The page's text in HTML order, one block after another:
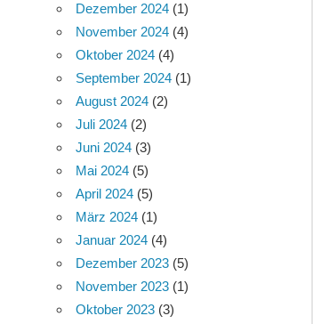
Dezember 2024 (1)
November 2024 (4)
Oktober 2024 (4)
September 2024 (1)
August 2024 (2)
Juli 2024 (2)
Juni 2024 (3)
Mai 2024 (5)
April 2024 (5)
März 2024 (1)
Januar 2024 (4)
Dezember 2023 (5)
November 2023 (1)
Oktober 2023 (3)